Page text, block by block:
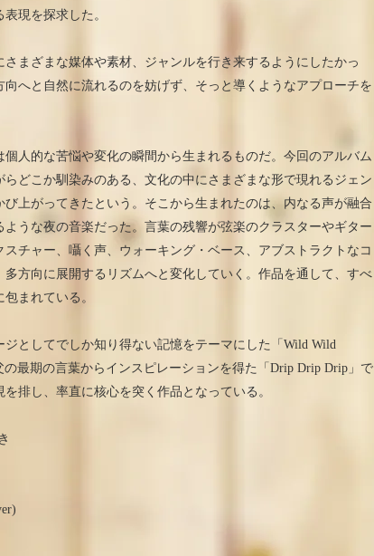
現を探求した。
さまざまな媒体や素材、ジャンルを行き来するようにしたかっ
へと自然に流れるのを妨げず、そっと導くようなアプローチを
人的な苦悩や変化の瞬間から生まれるものだ。今回のアルバム
どこか馴染みのある、文化の中にさまざまな形で現れるジェン
上がってきたという。そこから生まれたのは、内なる声が融合
ような夜の音楽だった。言葉の残響が弦楽のクラスターやギター
チャー、囁く声、ウォーキング・ベース、アブストラクトなコ
方向に展開するリズムへと変化していく。作品を通して、すべ
まれている。
としてでしか知り得ない記憶をテーマにした「Wild Wild
の最期の言葉からインスピレーションを得た「Drip Drip Drip」で
排し、率直に核心を突く作品となっている。